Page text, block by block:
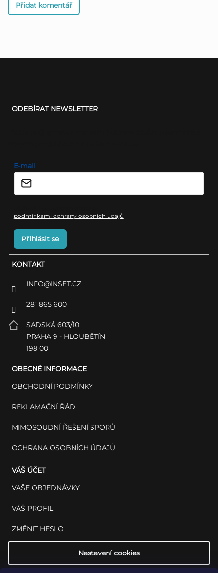
Přidat komentář
KONTAKT
INFO@INSET.CZ
281 865 600
SADSKÁ 603/10
PRAHA 9 - HLOUBĚTÍN
198 00
OBECNÉ INFORMACE
OBCHODNÍ PODMÍNKY
REKLAMAČNÍ ŘÁD
MIMOSOUDNÍ ŘEŠENÍ SPORŮ
OCHRANA OSOBNÍCH ÚDAJŮ
VÁŠ ÚČET
VAŠE OBJEDNÁVKY
VÁŠ PROFIL
ZMĚNIT HESLO
Nastavení cookies
ODEBÍRAT NEWSLETTER
E-mail
podmínkami ochrany osobních údajů
Přihlásit se